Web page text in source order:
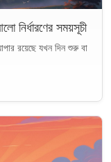
নির্ধারণের সময়সূচী
রয়েছে যখন দিন শুরু বা